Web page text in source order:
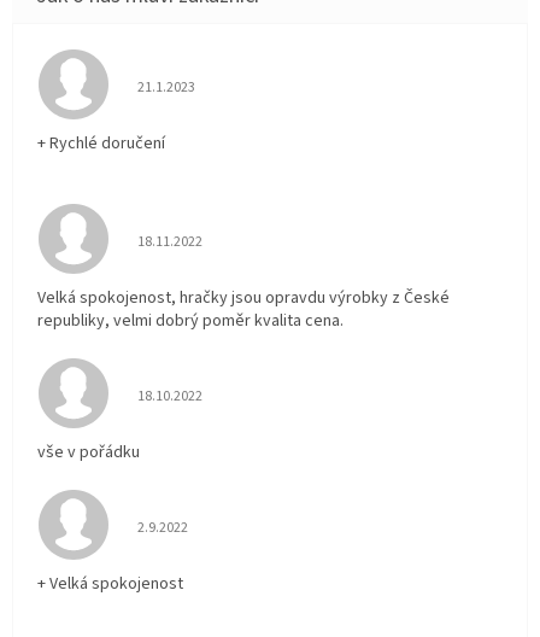
Hodnocení obchodu je 5 z 5 hvězdiček.
21.1.2023
+ Rychlé doručení
Hodnocení obchodu je 5 z 5 hvězdiček.
18.11.2022
Velká spokojenost, hračky jsou opravdu výrobky z České
republiky, velmi dobrý poměr kvalita cena.
Hodnocení obchodu je 5 z 5 hvězdiček.
18.10.2022
vše v pořádku
Hodnocení obchodu je 5 z 5 hvězdiček.
2.9.2022
+ Velká spokojenost